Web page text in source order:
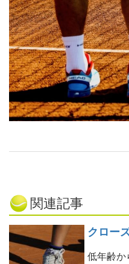
関連記事
クロー
低年齢か